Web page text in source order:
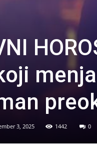
3, 2025 1442 0